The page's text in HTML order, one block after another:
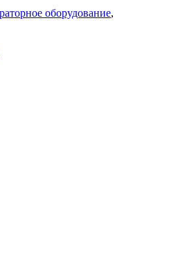
оборудование,